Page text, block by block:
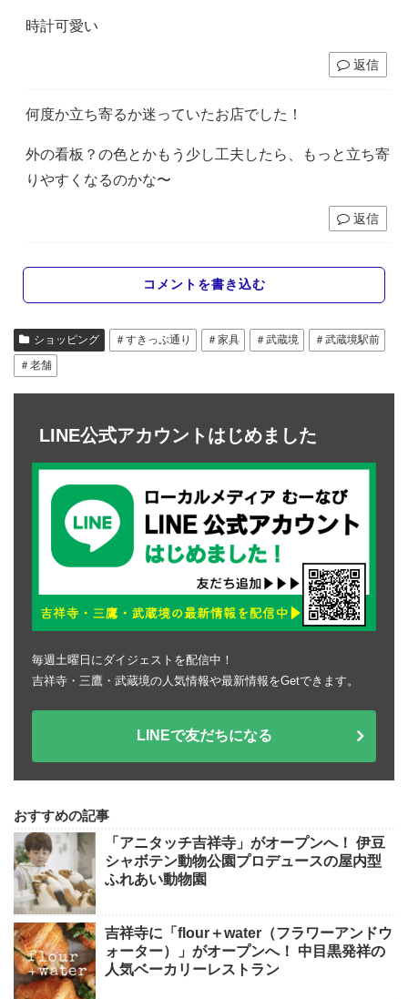
時計可愛い
返信
何度か立ち寄るか迷っていたお店でした！
外の看板？の色とかもう少し工夫したら、もっと立ち寄
りやすくなるのかな〜
返信
コメントを書き込む
ショッピング ＃すきっぷ通り ＃家具 ＃武蔵境
＃武蔵境駅前
＃老舗
LINE公式アカウントはじめました
毎週土曜日にダイジェストを配信中！
吉祥寺・三鷹・武蔵境の人気情報や最新情報をGetできます。
LINEで友だちになる
おすすめの記事
「アニタッチ吉祥寺」がオープンへ！ 伊豆
シャボテン動物公園プロデュースの屋内型
ふれあい動物園
吉祥寺に「flour＋water（フラワーアンドウ
ォーター）」がオープンへ！ 中目黒発祥の
人気ベーカリーレストラン